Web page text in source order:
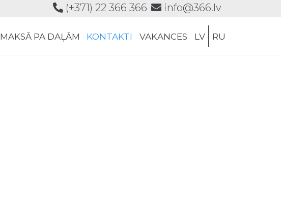
(+371) 22 366 366
info@366.lv
MAKSĀ PA DAĻĀM KONTAKTI VAKANCES LV RU